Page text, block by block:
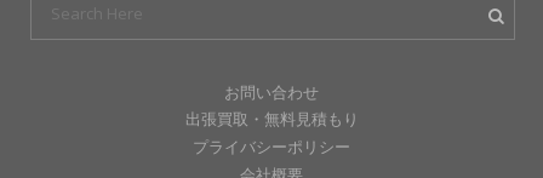
お問い合わせ
出張買取・無料見積もり
プライバシーポリシー